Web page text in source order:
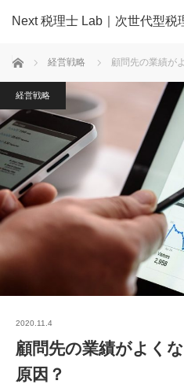
Next 税理士 Lab｜次世代型税
ホーム 経営戦略 顧問先の業績が
経営戦略
2020.11.4
顧問先の業績がよく
原因？